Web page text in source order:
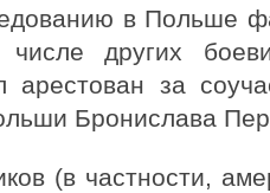
в Польше
других
арестован за
Бронислава
(в частности,